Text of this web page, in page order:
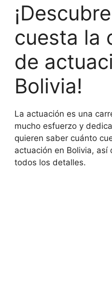
cuesta la
de
Bolivia!
La actuación es una
mucho esfuerzo y
quieren saber cuánto
actuación en Bolivia, así
todos los detalles.